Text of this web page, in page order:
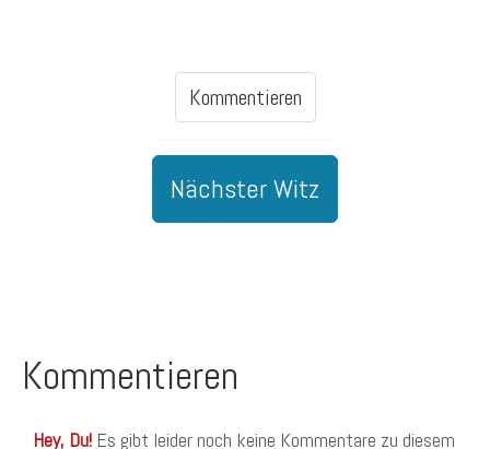
Kommentieren
Nächster Witz
Kommentieren
Hey, Du! Es gibt leider noch keine Kommentare zu diesem